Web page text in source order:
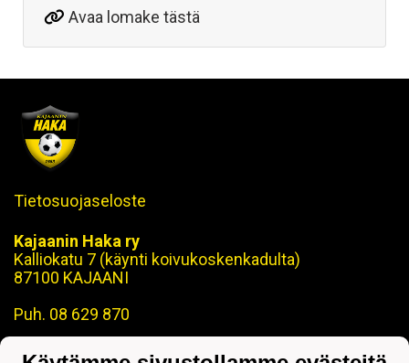
Avaa lomake tästä
Tietosuojaseloste
Kajaanin Haka ry
Kalliokatu 7 (käynti koivukoskenkadulta)
87100 KAJAANI
Puh. 08 629 870
toimisto@kajaaninhaka.fi